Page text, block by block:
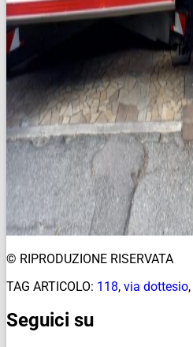
© RIPRODUZIONE RISERVATA
TAG ARTICOLO: 118, via dottesio,
Seguici su